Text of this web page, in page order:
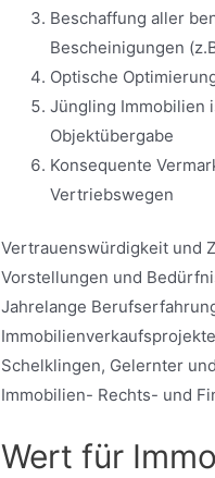
Beschaffung aller
Bescheinigungen
Optische
Jüngling Immobilien
Objektübergabe
Konsequente
Vertriebswegen
Vertrauenswürdigkeit und
Vorstellungen und
Jahrelange
Schelklingen, Gelernter
Immobilien- Rechts- und
Wert für